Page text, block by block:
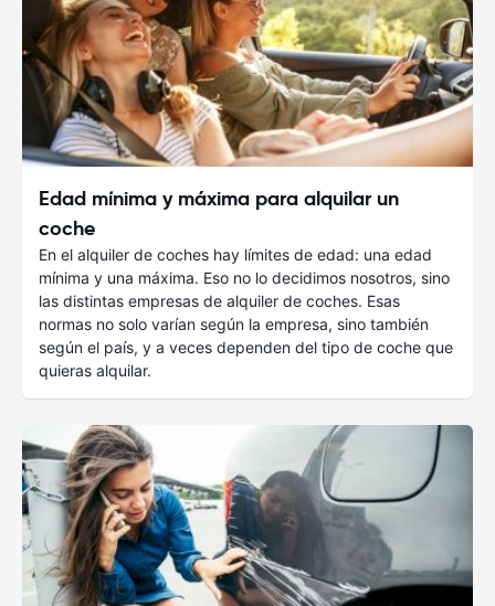
Edad mínima y máxima para alquilar un
coche
En el alquiler de coches hay límites de edad: una edad
mínima y una máxima. Eso no lo decidimos nosotros, sino
las distintas empresas de alquiler de coches. Esas
normas no solo varían según la empresa, sino también
según el país, y a veces dependen del tipo de coche que
quieras alquilar.